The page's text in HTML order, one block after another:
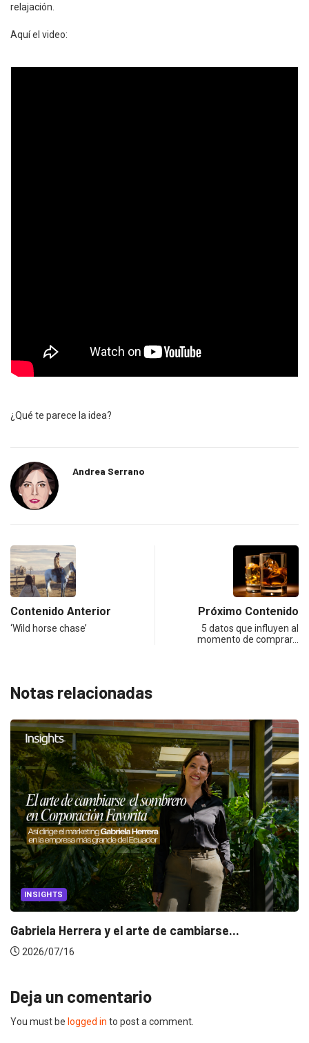
relajación.
Aquí el video:
¿Qué te parece la idea?
Andrea Serrano
Contenido Anterior
‘Wild horse chase’
Próximo Contenido
5 datos que influyen al
momento de comprar…
Notas relacionadas
INSIGHTS
Gabriela Herrera y el arte de cambiarse...
2026/07/16
Deja un comentario
You must be logged in to post a comment.